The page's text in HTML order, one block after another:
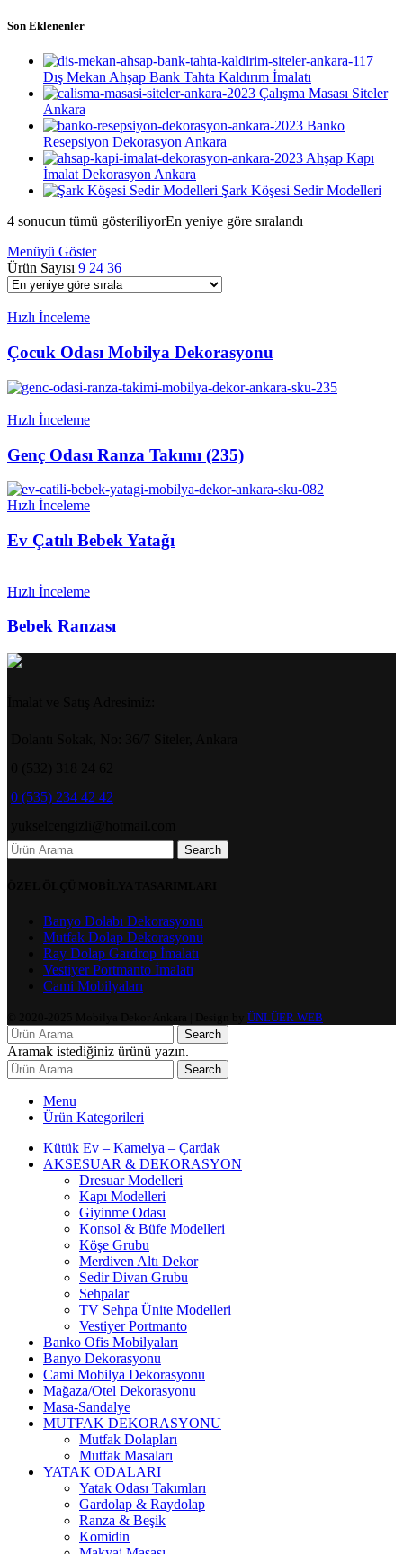
Son Eklenenler
Dış Mekan Ahşap Bank Tahta Kaldırım İmalatı
Çalışma Masası Siteler
Ankara
Banko
Resepsiyon Dekorasyon Ankara
Ahşap Kapı
İmalat Dekorasyon Ankara
Şark Köşesi Sedir Modelleri
4 sonucun tümü gösteriliyorEn yeniye göre sıralandı
Menüyü Göster
Ürün Sayısı 9 24 36
Hızlı İnceleme
Çocuk Odası Mobilya Dekorasyonu
Hızlı İnceleme
Genç Odası Ranza Takımı (235)
Hızlı İnceleme
Ev Çatılı Bebek Yatağı
Hızlı İnceleme
Bebek Ranzası
0 (535) 234 42 42
Search
Banyo Dolabı Dekorasyonu
Mutfak Dolap Dekorasyonu
Ray Dolap Gardrop İmalatı
Vestiyer Portmanto İmalatı
Cami Mobilyaları
ÜNLÜER WEB
Search
Aramak istediğiniz ürünü yazın.
Search
Menu
Ürün Kategorileri
Kütük Ev – Kamelya – Çardak
AKSESUAR & DEKORASYON
Dresuar Modelleri
Kapı Modelleri
Giyinme Odası
Konsol & Büfe Modelleri
Köşe Grubu
Merdiven Altı Dekor
Sedir Divan Grubu
Sehpalar
TV Sehpa Ünite Modelleri
Vestiyer Portmanto
Banko Ofis Mobilyaları
Banyo Dekorasyonu
Cami Mobilya Dekorasyonu
Mağaza/Otel Dekorasyonu
Masa-Sandalye
MUTFAK DEKORASYONU
Mutfak Dolapları
Mutfak Masaları
YATAK ODALARI
Yatak Odası Takımları
Gardolap & Raydolap
Ranza & Beşik
Komidin